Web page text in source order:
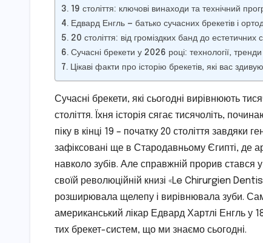
19 століття: ключові винаходи та технічний
Едвард Енгль — батько сучасних брекетів і
20 століття: від громіздких банд до естетичних
Сучасні брекети у 2026 році: технології,
Цікаві факти про історію брекетів, які вас
Сучасні брекети, які сьогодні вирівнюють
століття. Їхня історія сягає тисячоліть,
піку в кінці 19 – початку 20 століття
зафіксовані ще в Стародавньому Єгипті, де
навколо зубів. Але справжній прорив
своїй революційній книзі «Le Chirurgien
розширювала щелепу і вирівнювала зуби.
американський лікар Едвард Хартлі Енгль у
тих брекет-систем, що ми знаємо сьогодні.